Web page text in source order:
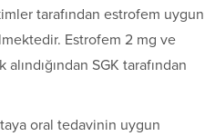
tarafından estrofem uygun
Estrofem 2 mg ve
SGK tarafından
oral tedavinin uygun